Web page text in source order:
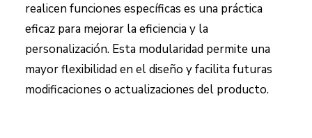
realicen funciones específicas es una práctica
eficaz para mejorar la eficiencia y la
personalización. Esta modularidad permite una
mayor flexibilidad en el diseño y facilita futuras
modificaciones o actualizaciones del producto.